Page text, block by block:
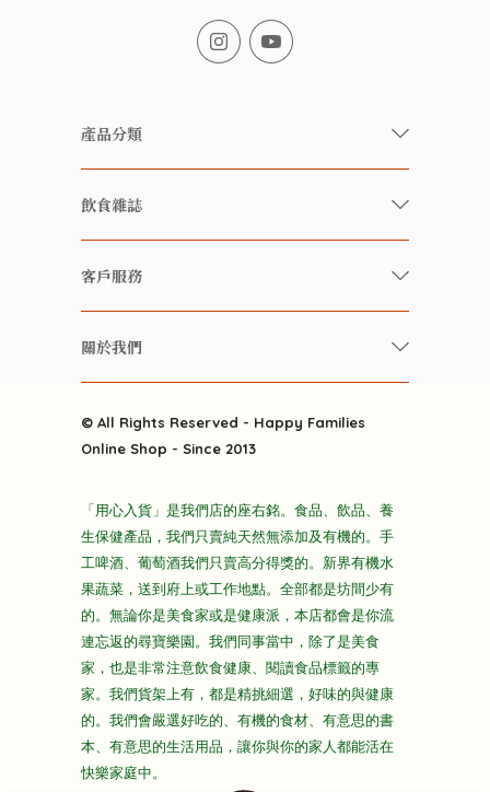
產品分類
有機/無農藥新鮮蔬果
有機 / 無添加飲品
養生保健好東西
酒類
雜貨部
折上折大特價
主頁
飲食雜誌
快樂家庭 飲食雜誌
雲南搜食記
粒粒皆辛苦
快樂電視台
客戶服務
常見問題
關於我們
送貨
隱私政策
© All Rights Reserved - Happy Families
Online Shop - Since 2013
「用心入貨」是我們店的座右銘。食品、飲品、養
生保健產品，我們只賣純天然無添加及有機的。手
工啤酒、葡萄酒我們只賣高分得獎的。新界有機水
果蔬菜，送到府上或工作地點。全部都是坊間少有
的。無論你是美食家或是健康派，本店都會是你流
連忘返的尋寶樂園。我們同事當中，除了是美食
家，也是非常注意飲食健康、閱讀食品標籤的專
家。我們貨架上有，都是精挑細選，好味的與健康
的。我們會嚴選好吃的、有機的食材、有意思的書
本、有意思的生活用品，讓你與你的家人都能活在
快樂家庭中。